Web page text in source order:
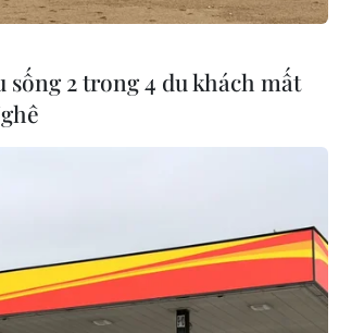
sống 2 trong 4 du khách mất